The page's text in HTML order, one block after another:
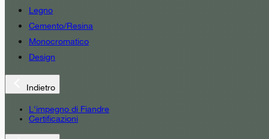
Legno
Cemento/Resina
Monocromatico
Design
Indietro
L'impegno di Fiandre
Certificazioni